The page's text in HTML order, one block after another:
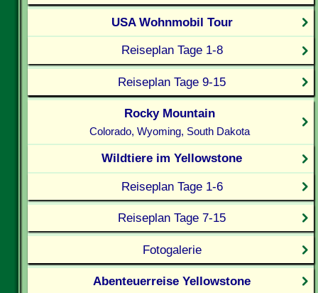
USA Wohnmobil Tour
Reiseplan Tage 1-8
Reiseplan Tage 9-15
Rocky Mountain
Colorado, Wyoming, South Dakota
Wildtiere im Yellowstone
Reiseplan Tage 1-6
Reiseplan Tage 7-15
Fotogalerie
Abenteuerreise Yellowstone